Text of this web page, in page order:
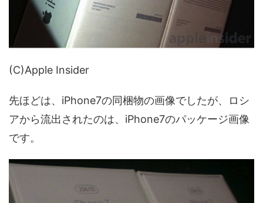
(C)Apple Insider
先ほどは、iPhone7の同梱物の画像でしたが、ロシ
アから流出されたのは、iPhone7のパッケージ画像
です。